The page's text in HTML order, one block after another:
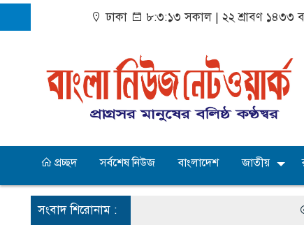
ঢাকা ৮:৩:১৪ সকাল| ২২ শ্রাবণ ১৪৩৩
প্রচ্ছদ সর্বশেষ নিউজ বাংলাদেশ জাতীয়
সংবাদ শিরোনাম : আওয়ামী